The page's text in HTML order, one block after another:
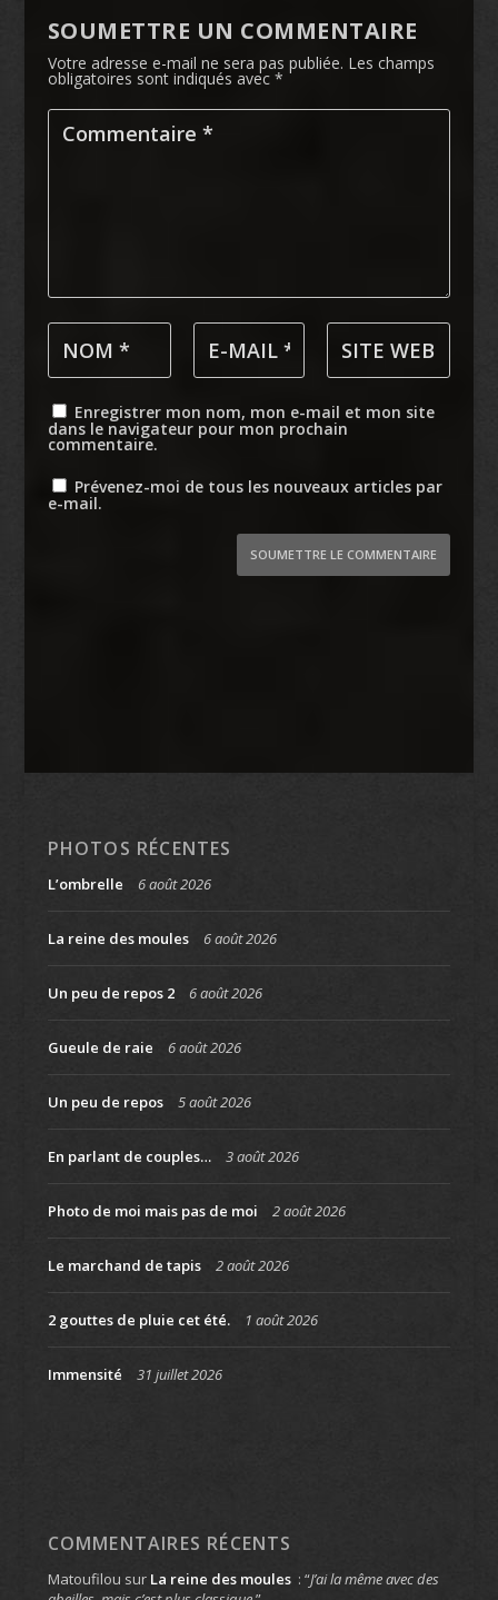
SOUMETTRE UN COMMENTAIRE
Votre adresse e-mail ne sera pas publiée. Les champs
obligatoires sont indiqués avec *
Enregistrer mon nom, mon e-mail et mon site
dans le navigateur pour mon prochain
commentaire.
Prévenez-moi de tous les nouveaux articles par
e-mail.
SOUMETTRE LE COMMENTAIRE
PHOTOS RÉCENTES
L’ombrelle 6 août 2026
La reine des moules 6 août 2026
Un peu de repos 2 6 août 2026
Gueule de raie 6 août 2026
Un peu de repos 5 août 2026
En parlant de couples… 3 août 2026
Photo de moi mais pas de moi 2 août 2026
Le marchand de tapis 2 août 2026
2 gouttes de pluie cet été. 1 août 2026
Immensité 31 juillet 2026
COMMENTAIRES RÉCENTS
Matoufilou sur La reine des moules : “J’ai la même avec des